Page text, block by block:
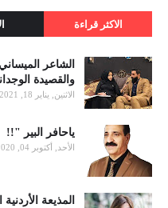
الاكثر قراءة
الشاعر
والقصيدة
الاثنين, يناير 18, 2021
ياحافر البير "!!
الأحد, أكتوبر 04, 2020
المذيعة